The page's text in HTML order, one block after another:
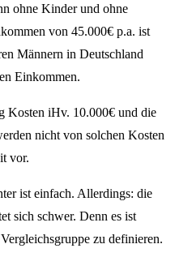
ohne Kinder und ohne
von 45.000€ p.a. ist
Männern in Deutschland
Einkommen.
Kosten iHv. 10.000€ und die
nicht von solchen Kosten
vor.
ist einfach. Allerdings: die
sich schwer. Denn es ist
zu definieren.